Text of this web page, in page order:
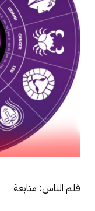
قلم الناس: متابعة